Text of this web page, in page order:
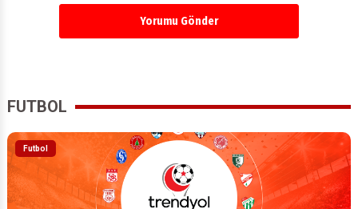
Yorumu Gönder
FUTBOL
Futbol